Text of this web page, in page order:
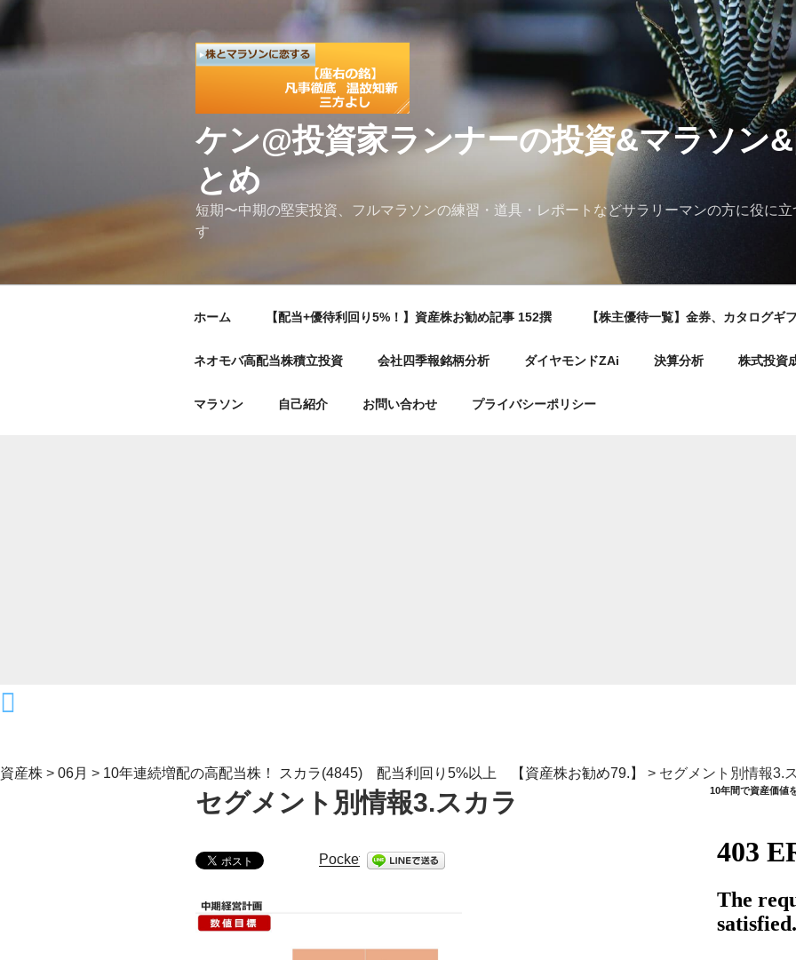
コ
テ
ケン@投資家ランナーの投資&マラソン
とめ
短期〜中期の堅実投資、フルマラソンの練習・道具・レポートなどサラリーマンの方に役に
す
ホーム 【配当+優待利回り5%！】資産株お勧め記事 152撰 【株主優待一覧】金券、カタログギ
ネオモバ高配当株積立投資 会社四季報銘柄分析 ダイヤモンドZAi 決算分析 株式投資
マラソン 自己紹介 お問い合わせ プライバシーポリシー
資産株 > 06月 > 10年連続増配の高配当株！ スカラ(4845) 配当利回り5%以上 【資産株お勧め79.】 > セグメント別情報3.
セグメント別情報3.スカラ
Pocket
10年間で資産価値